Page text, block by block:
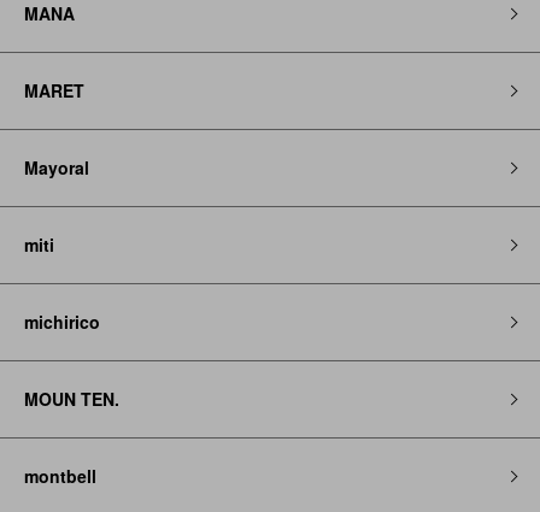
MANA
MARET
Mayoral
miti
michirico
MOUN TEN.
montbell